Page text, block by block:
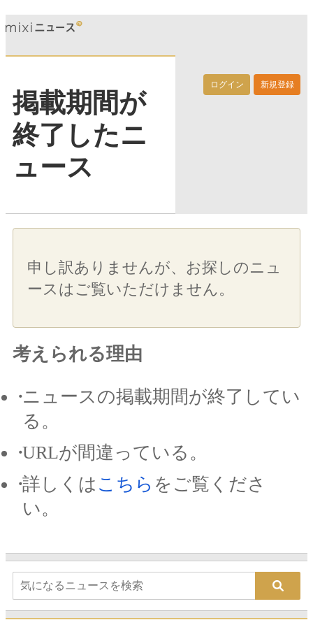
ログイン 新規登録
掲載期間が
終了したニ
ュース
申し訳ありませんが、お探しのニュ
ースはご覧いただけません。
考えられる理由
ニュースの掲載期間が終了してい
る。
URLが間違っている。
詳しくは こちら をご覧くださ
い。